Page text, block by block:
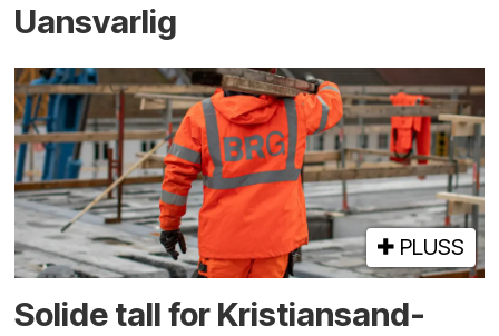
Uansvarlig
PLUSS
Solide tall for Kristiansand-